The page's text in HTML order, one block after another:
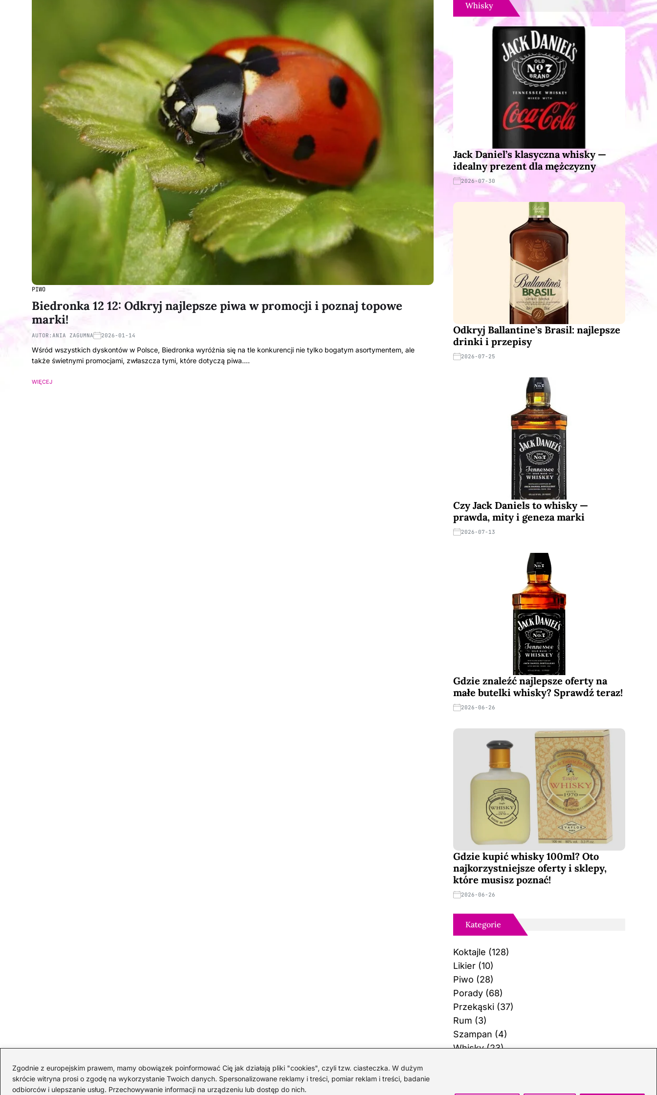
Zgodnie z europejskim prawem, mamy obowiązek poinformować Cię jak działają pliki "cookies", czyli tzw. ciasteczka. W dużym
skrócie witryna prosi o zgodę na wykorzystanie Twoich danych. Spersonalizowane reklamy i treści, pomiar reklam i treści, badanie
odbiorców i ulepszanie usług. Przechowywanie informacji na urządzeniu lub dostęp do nich.
PIWO
Biedronka 12 12: Odkryj najlepsze piwa w promocji i poznaj topowe
marki!
AUTOR: ANIA ZAGUMNA 2026-01-14
Wśród wszystkich dyskontów w Polsce, Biedronka wyróżnia się na tle konkurencji nie tylko bogatym asortymentem, ale
także świetnymi promocjami, zwłaszcza tymi, które dotyczą piwa.…
WIĘCEJ
Whisky
Jack Daniel’s klasyczna whisky —
idealny prezent dla mężczyzny
2026-07-30
Odkryj Ballantine’s Brasil: najlepsze
drinki i przepisy
2026-07-25
Czy Jack Daniels to whisky —
prawda, mity i geneza marki
2026-07-13
Gdzie znaleźć najlepsze oferty na
małe butelki whisky? Sprawdź teraz!
2026-06-26
Gdzie kupić whisky 100ml? Oto
najkorzystniejsze oferty i sklepy,
które musisz poznać!
2026-06-26
Kategorie
Koktajle (128)
Likier(10)
Piwo (28)
Porady(68)
Przekąski(37)
Rum (3)
Szampan (4)
Whisky(23)